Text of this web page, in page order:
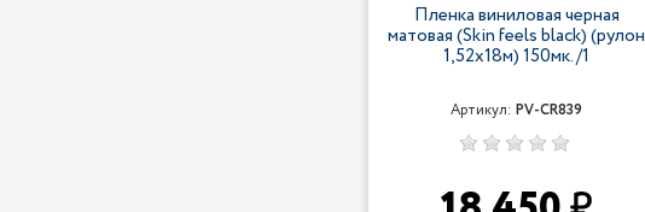
Пленка виниловая черная
матовая (Skin feels black) (рулон
1,52х18м) 150мк. /1
Артикул:PV-CR839